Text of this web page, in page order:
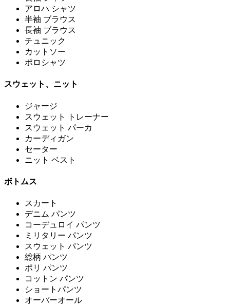
アロハ シャツ
半袖 ブラウス
長袖 ブラウス
チュニック
カットソー
ポロシャツ
スウェット、ニット
ジャージ
スウェット トレーナー
スウェット パーカ
カーディガン
セーター
ニット ベスト
ボトムス
スカート
デニム パンツ
コーデュロイ パンツ
ミリタリー パンツ
スウェット パンツ
総柄 パンツ
ポリ パンツ
コットン パンツ
ショートパンツ
オーバーオール